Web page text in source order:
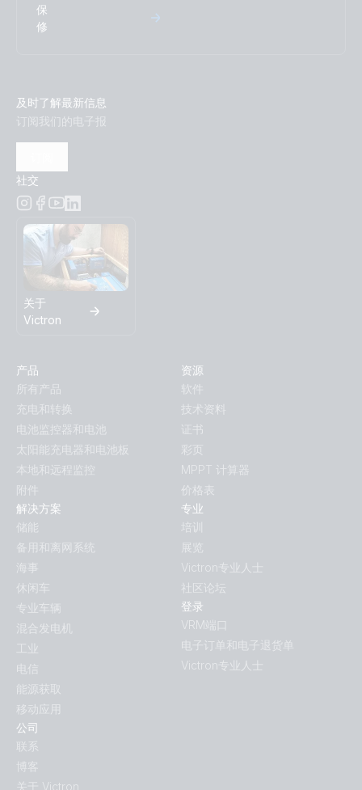
保
修
及时了解最新信息
订阅我们的电子报
社交
关于
Victron
产品
所有产品
充电和转换
电池监控器和电池
太阳能充电器和电池板
本地和远程监控
附件
解决方案
储能
备用和离网系统
海事
休闲车
专业车辆
混合发电机
工业
电信
能源获取
移动应用
公司
联系
博客
关于 Victron
资源
软件
技术资料
证书
彩页
MPPT 计算器
价格表
专业
培训
展览
Victron专业人士
社区论坛
登录
VRM端口
电子订单和电子退货单
Victron专业人士